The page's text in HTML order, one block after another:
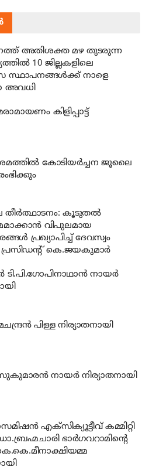
അതിശക്ത മഴ തുടരുന്ന
10 ജില്ലകളിലെ
സ്ഥാപനങ്ങൾക്ക് നാളെ
അവധി
കിളിപ്പാട്ട്
കോടിയര്‍ച്ചന ജൂലൈ
തീര്‍ത്ഥാടനം: കൂടുതല്‍
വിപുലമായ
പ്രഖ്യാപിച്ച് ദേവസ്വം
കെ.ജയകുമാര്‍
ടി.പി.ഗോപിനാഥാന്‍ നായര്‍
പിള്ള നിര്യാതനായി
നായര്‍ നിര്യാതനായി
എക്‌സിക്യൂട്ടീവ് കമ്മിറ്റി
ഭാര്‍ഗവറാമിന്റെ